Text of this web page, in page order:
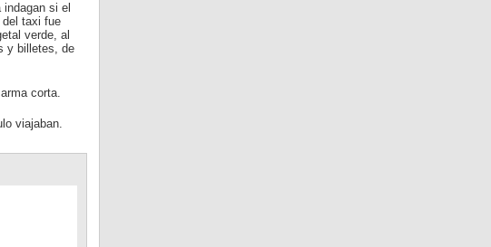
si el
taxi fue
verde, al
y billetes, de
corta.
viajaban.